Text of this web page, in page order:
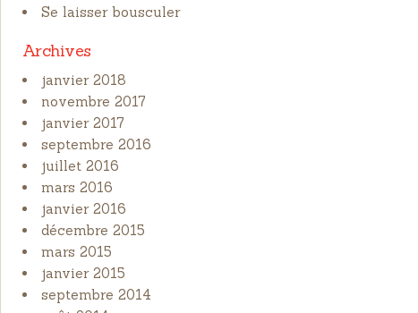
Se laisser bousculer
Archives
janvier 2018
novembre 2017
janvier 2017
septembre 2016
juillet 2016
mars 2016
janvier 2016
décembre 2015
mars 2015
janvier 2015
septembre 2014